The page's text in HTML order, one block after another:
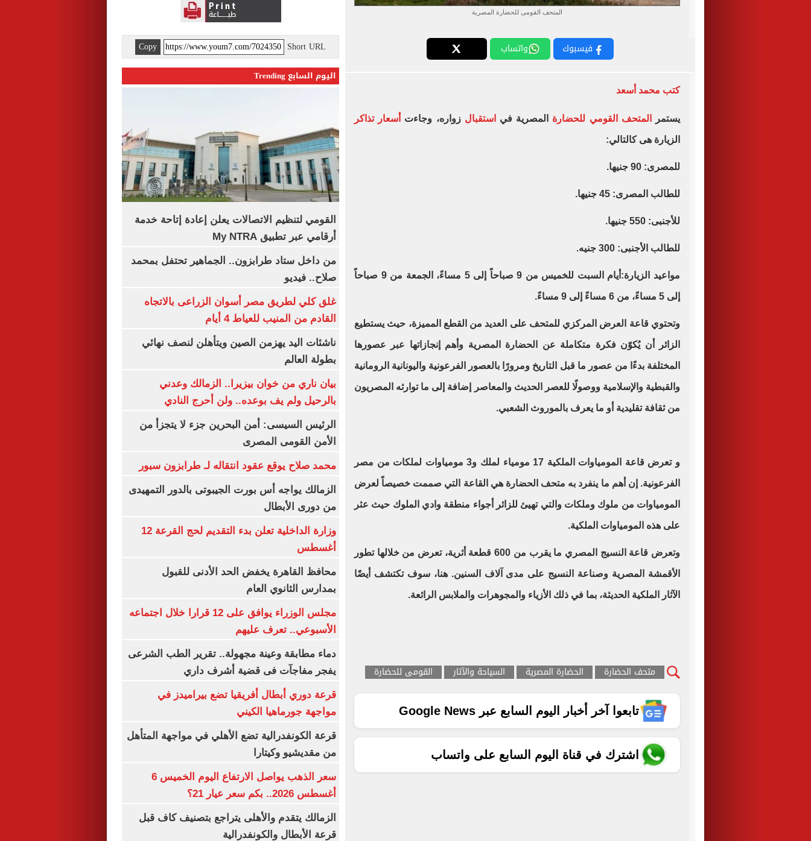
المتحف القومى للحضارة المصرية
فيسبوك واتساب
كتب محمد أسعد
المتحف القومي للحضارة المصرية في استقبال زواره، وجاءت أسعار تذاكر
الزيارة هى كالتالي:
للمصرى: 90 جنيها.
للطالب المصرى: 45 جنيها.
‎مواعيد الزيارة: أيام السبت للخميس من 9 صباحاً إلى 5 مساءً، الجمعة من 9 صباحاً
إلى 5 مساءً، من 6 مساءً إلى 9 مساءً.
‎وتحتوي قاعة العرض المركزي للمتحف على العديد من القطع المميزة، حيث يستطيع
الزائر أن يُكوّن فكرة متكاملة عن الحضارة المصرية وأهم إنجازاتها عبر عصورها
المختلفة بدءًا من عصور ما قبل التاريخ ومرورًا بالعصور الفرعونية واليونانية الرومانية
والقبطية والإسلامية ووصولًا للعصر الحديث والمعاصر إضافة إلى ما توارثه المصريون
من ثقافة تقليدية أو ما يعرف بالموروث الشعبي.
‎و تعرض قاعة المومياوات الملكية 17 مومياء لملك و3 مومياوات لملكات من مصر
الفرعونية. إن أهم ما ينفرد به متحف الحضارة هي القاعة التي صممت خصيصاً لعرض
المومياوات من ملوك وملكات والتي تهيئ للزائر أجواء منطقة وادي الملوك حيث عثر
على هذه المومياوات الملكية.
‎وتعرض قاعة النسيج المصري ما يقرب من 600 قطعة أثرية، تعرض من خلالها تطور
الأقمشة المصرية وصناعة النسيج على مدى آلاف السنين. هنا، سوف تكتشف أيضًا
الآثار الملكية الحديثة، بما في ذلك الأزياء والمجوهرات والملابس الرائعة.
متحف الحضارة الحضارة المصرية السياحة والآثار القومى للحضارة
تابعوا آخر أخبار اليوم السابع عبر Google News
اشترك في قناة اليوم السابع على واتساب
Short URL
Copy
اليوم السابع Trending
القومي لتنظيم الاتصالات يعلن إعادة إتاحة خدمة
أرقامي عبر تطبيق My NTRA
من داخل ستاد طرابزون.. الجماهير تحتفل بمحمد
صلاح.. فيديو
غلق كلي لطريق مصر أسوان الزراعى بالاتجاه
القادم من المنيب للعياط 4 أيام
ناشئات اليد يهزمن الصين ويتأهلن لنصف نهائي
بطولة العالم
بيان ناري من خوان بيزيرا.. الزمالك وعدني
بالرحيل ولم يف بوعده.. ولن أحرج النادي
الرئيس السيسى: أمن البحرين جزء لا يتجزأ من
الأمن القومى المصرى
محمد صلاح يوقع عقود انتقاله لـ طرابزون سبور
الزمالك يواجه أس بورت الجيبوتى بالدور التمهيدى
من دورى الأبطال
وزارة الداخلية تعلن بدء التقديم لحج القرعة 12
أغسطس
محافظ القاهرة يخفض الحد الأدنى للقبول
بمدارس الثانوي العام
مجلس الوزراء يوافق على 12 قرارا خلال اجتماعه
الأسبوعي.. تعرف عليهم
دماء مطابقة وعينة مجهولة.. تقرير الطب الشرعى
يفجر مفاجآت فى قضية أشرف داري
قرعة دوري أبطال أفريقيا تضع بيراميدز في
مواجهة جورماهيا الكيني
قرعة الكونفدرالية تضع الأهلي في مواجهة المتأهل
من مقديشيو وكيتارا
سعر الذهب يواصل الارتفاع اليوم الخميس 6
أغسطس 2026.. بكم سعر عيار 21؟
الزمالك يتقدم والأهلى يتراجع بتصنيف كاف قبل
قرعة الأبطال والكونفدرالية